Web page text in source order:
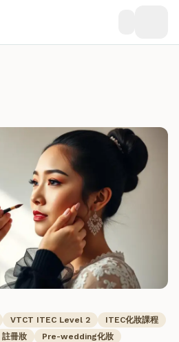
VTCT ITEC Level 2
ITEC化妝課程
註冊妝
Pre-wedding化妝